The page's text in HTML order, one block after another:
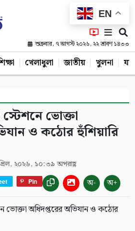
EN
শুক্রবার, ৭ আগস্ট ২০২৬, ২২ শ্রাবণ ১৪৩৩
খেলাধুলা জাতীয় খুলনা
স্টেশনে ভোক্তা
ও কঠোর হুঁশিয়ারি
২০২৬, ১০:৩৯ অপরাহ্ণ
Pin অ- অ+